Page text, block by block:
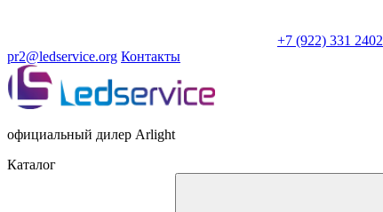
+7 (922) 331 2402
pr2@ledservice.org Контакты
официальный дилер Arlight
Каталог